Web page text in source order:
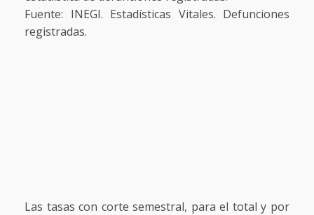
Fuente: INEGI. Estadísticas Vitales. Defunciones
registradas.
Las tasas con corte semestral, para el total y por